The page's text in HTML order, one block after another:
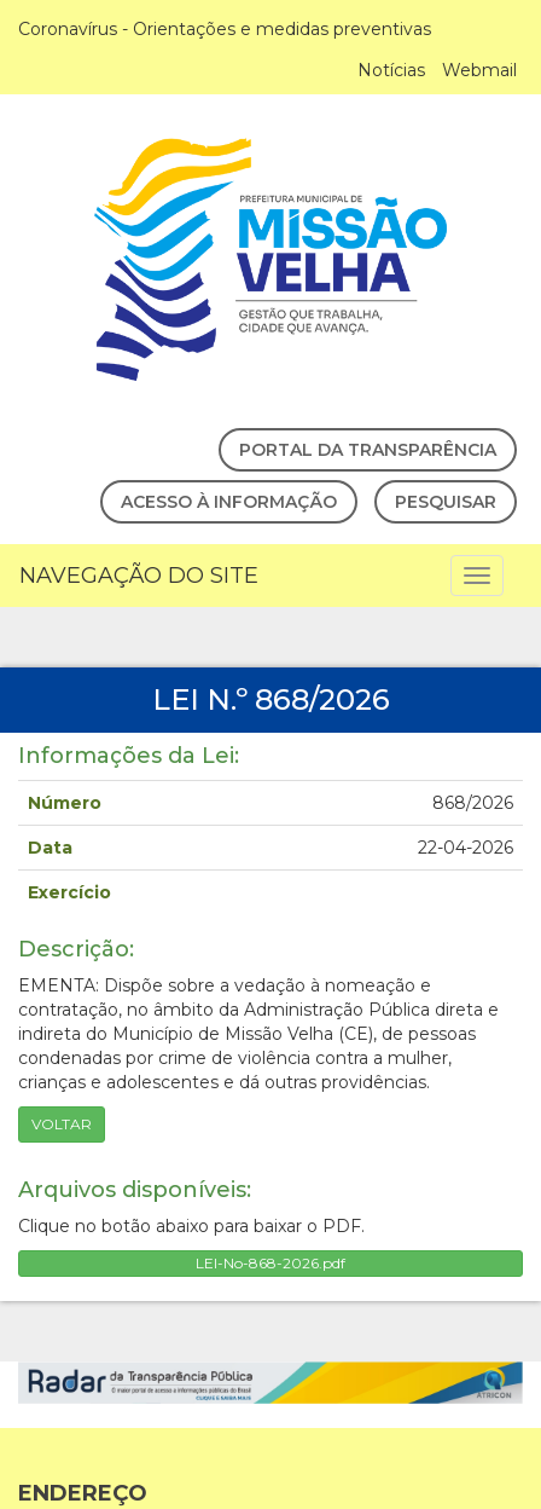
Coronavírus - Orientações e medidas preventivas
Notícias
Webmail
PORTAL DA TRANSPARÊNCIA
ACESSO À INFORMAÇÃO PESQUISAR
NAVEGAÇÃO DO SITE
LEI N.º 868/2026
Informações da Lei:
Número 868/2026
Data 22-04-2026
Exercício
Descrição:
EMENTA: Dispõe sobre a vedação à nomeação e
contratação, no âmbito da Administração Pública direta e
indireta do Município de Missão Velha (CE), de pessoas
condenadas por crime de violência contra a mulher,
crianças e adolescentes e dá outras providências.
VOLTAR
Arquivos disponíveis:
Clique no botão abaixo para baixar o PDF.
LEI-No-868-2026.pdf
ENDEREÇO